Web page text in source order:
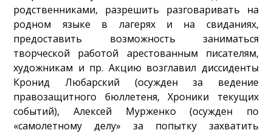
родственниками, разрешить разговаривать на
родном языке в лагерях и на свиданиях,
предоставить возможность заниматься
творческой работой арестованным писателям,
художникам и пр. Акцию возглавил диссиденты
Кронид Любарский (осужден за ведение
правозащитного бюллетеня, Хроники текущих
событий), Алексей Мурженко (осужден по
«самолетному делу» за попытку захватить